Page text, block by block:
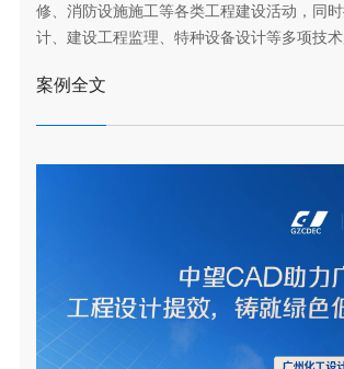
修、消防设施施工等各类工程建设活动，同
计、建设工程监理、特种设备设计等多项技术
案例全文